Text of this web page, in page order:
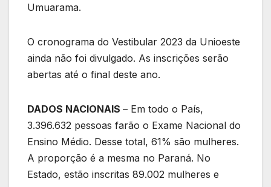
Umuarama.
O cronograma do Vestibular 2023 da Unioeste
ainda não foi divulgado. As inscrições serão
abertas até o final deste ano.
DADOS NACIONAIS – Em todo o País,
3.396.632 pessoas farão o Exame Nacional do
Ensino Médio. Desse total, 61% são mulheres.
A proporção é a mesma no Paraná. No
Estado, estão inscritas 89.002 mulheres e